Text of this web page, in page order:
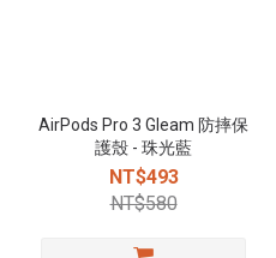
AirPods Pro 3 Gleam 防摔保
護殼 - 珠光藍
NT$493
NT$580